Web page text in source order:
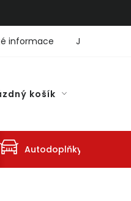
informace Jaký je
KOŠÍK
košík
Autodoplňky